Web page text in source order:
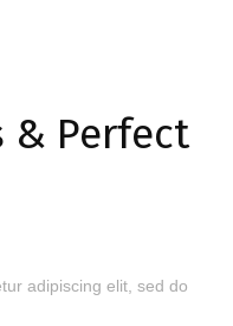
& Perfect
adipiscing elit, sed do